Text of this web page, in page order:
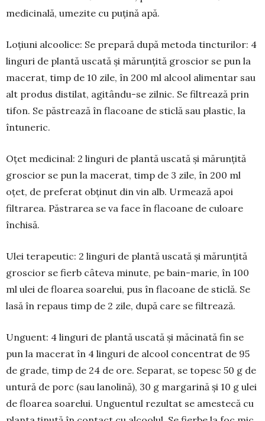
medicinală, umezite cu puțină apă.
Loțiuni alcoolice: Se prepară după metoda tinc­turilor: 4
linguri de plantă uscată și mărunțită gros­cior se pun la
macerat, timp de 10 zile, în 200 ml al­cool alimentar sau
alt pro­dus distilat, agitân­du-se zilnic. Se filtrează prin
tifon. Se păstrează în fla­coane de sti­clă sau plastic, la
întuneric.
Oțet medicinal: 2 lin­guri de plantă uscată și mărunțită
gros­cior se pun la macerat, timp de 3 zile, în 200 ml
oțet, de preferat obținut din vin alb. Ur­mează apoi
filtrarea. Păs­trarea se va face în fla­coane de culoare
închisă.
Ulei terapeutic: 2 lin­guri de plantă uscată și mărunțită
gros­cior se fierb câteva minute, pe bain-marie, în 100
ml ulei de floarea soarelui, pus în flacoane de sticlă. Se
lasă în repaus timp de 2 zile, după care se filtrează.
Unguent: 4 linguri de plantă uscată și măcinată fin se
pun la macerat în 4 linguri de alcool con­centrat de 95
de grade, timp de 24 de ore. Separat, se topesc 50 g de
untură de porc (sau lanolină), 30 g margarină și 10 g ulei
de floarea soarelui. Un­guentul rezultat se amestecă cu